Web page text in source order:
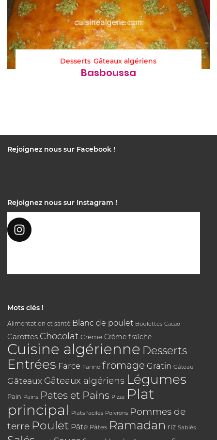
Desserts Gâteaux algériens
Basboussa
Rejoignez nous sur Facebook !
Rejoignez nous sur Instagram !
Mots clés !
Alimentation et santé Blanc de poulet Boulettes Cacao
Carottes Chocolat Crème Crème fraîche
Cuisine algérienne Desserts
Entrées Farce Farine fromage Gratin Gâteau
Gâteaux Gâteaux algériens Légumes
Pain Pains Pates et Pains Pizza Plat
principal Plats faciles Poivrons Pommes de
terre Poulet Pâte Pâtes Ramadan riz Sablés